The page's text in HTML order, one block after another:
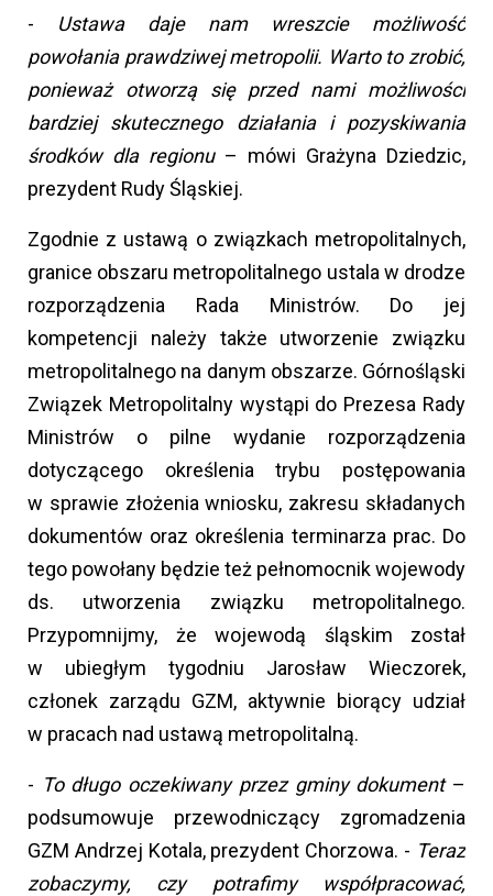
- Ustawa daje nam wreszcie możliwość
powołania prawdziwej metropolii. Warto to zrobić,
ponieważ otworzą się przed nami możliwości
bardziej skutecznego działania i pozyskiwania
środków dla regionu– mówi Grażyna Dziedzic,
prezydent Rudy Śląskiej.
Zgodnie z ustawą o związkach metropolitalnych,
granice obszaru metropolitalnego ustala w drodze
rozporządzenia Rada Ministrów. Do jej
kompetencji należy także utworzenie związku
metropolitalnego na danym obszarze. Górnośląski
Związek Metropolitalny wystąpi do Prezesa Rady
Ministrów o pilne wydanie rozporządzenia
dotyczącego określenia trybu postępowania
w sprawie złożenia wniosku, zakresu składanych
dokumentów oraz określenia terminarza prac. Do
tego powołany będzie też pełnomocnik wojewody
ds. utworzenia związku metropolitalnego.
Przypomnijmy, że wojewodą śląskim został
w ubiegłym tygodniu Jarosław Wieczorek,
członek zarządu GZM, aktywnie biorący udział
w pracach nad ustawą metropolitalną.
- To długo oczekiwany przez gminy dokument–
podsumowuje przewodniczący zgromadzenia
GZM Andrzej Kotala, prezydent Chorzowa. - Teraz
zobaczymy, czy potrafimy współpracować,